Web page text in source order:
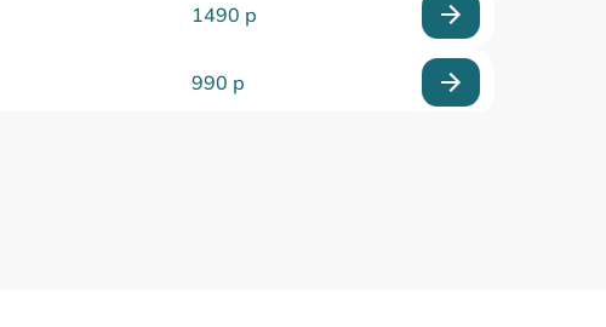
1490 р
990 р